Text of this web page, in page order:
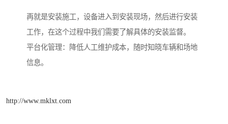
再就是安装施工，设备进入到安装现场，然后进行安装
工作，在这个过程中我们需要了解具体的安装监督。
平台化管理：降低人工维护成本，随时知晓车辆和场地
信息。
http://www.mklxt.com